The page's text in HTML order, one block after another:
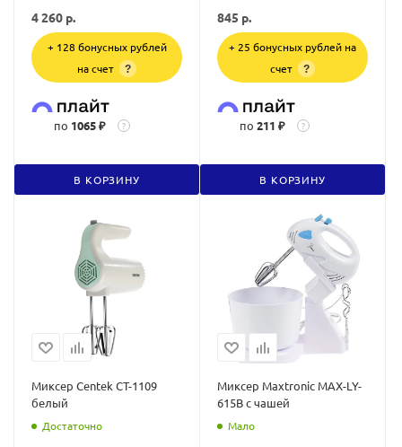
4 260 р.
+ 128 бонусных рублей
на счет
?
по 1065 ₽ ?
В КОРЗИНУ
845 р.
+ 25 бонусных рублей на
счет
?
по 211 ₽ ?
В КОРЗИНУ
Миксер Centek CT-1109
белый
Достаточно
Миксер Maxtronic MAX-LY-
615B с чашей
Мало